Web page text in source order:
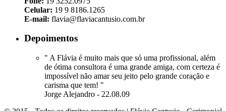
Celular: 19 9 8186.1265
E-mail: flavia@flaviacantusio.com.br
Depoimentos
" A Flávia é muito mais que só uma profissional, além
de ótima consultora é uma grande amiga, com certeza é
impossível não amar seu jeito pelo grande coração e
carisma que tem! "
Jorge Alejandro - 22.08.09